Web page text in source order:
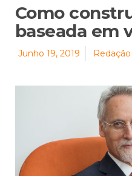
Como
baseada em
Junho 19, 2019